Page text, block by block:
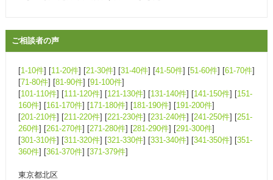
ご相談者の声
[1-10件] [11-20件] [21-30件] [31-40件] [41-50件] [51-60件] [61-70件]
[71-80件] [81-90件] [91-100件]
[101-110件] [111-120件] [121-130件] [131-140件] [141-150件] [151-
160件] [161-170件] [171-180件] [181-190件] [191-200件]
[201-210件] [211-220件] [221-230件] [231-240件] [241-250件] [251-
260件] [261-270件] [271-280件] [281-290件] [291-300件]
[301-310件] [311-320件] [321-330件] [331-340件] [341-350件] [351-
360件] [361-370件] [371-379件]
東京都北区